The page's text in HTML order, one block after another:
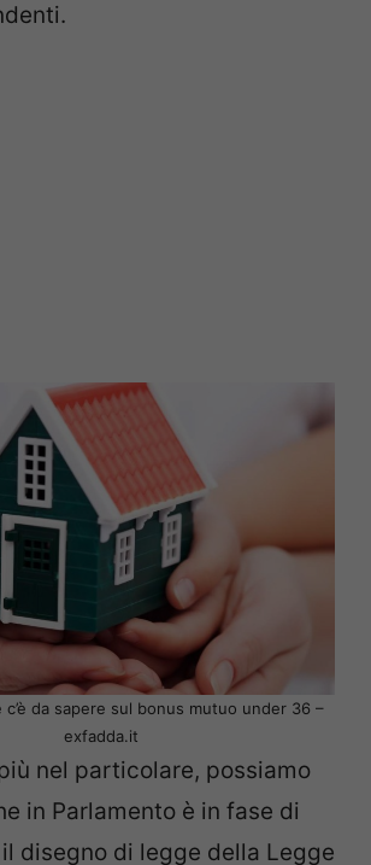
da sapere sul bonus mutuo under 36 –
exfadda.it
nel particolare, possiamo
in Parlamento è in fase di
disegno di legge della Legge